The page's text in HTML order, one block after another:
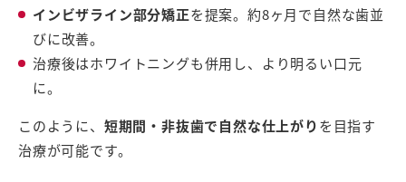
インビザライン部分矯正を提案。約8ヶ月で自然な歯並
びに改善。
治療後はホワイトニングも併用し、より明るい口元
に。
このように、 短期間・非抜歯で自然な仕上がりを目指す
治療が可能です。